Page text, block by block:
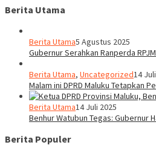
Berita Utama
Berita Utama5 Agustus 2025
Gubernur Serahkan Ranperda
Berita Utama, Uncategorized14
Malam ini DPRD Maluku Tetapkan
Berita Utama14 Juli 2025
Benhur Watubun Tegas: Gubernur
Berita Populer